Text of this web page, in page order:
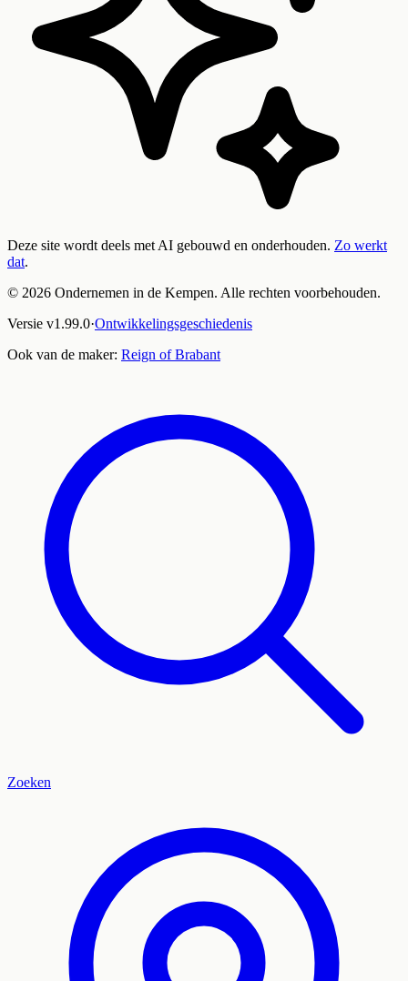
Deze site wordt deels met AI gebouwd en onderhouden. Zo werkt
dat.
© 2026 Ondernemen in de Kempen. Alle rechten voorbehouden.
Versie v1.99.0·Ontwikkelingsgeschiedenis
Ook van de maker: Reign of Brabant
Zoeken